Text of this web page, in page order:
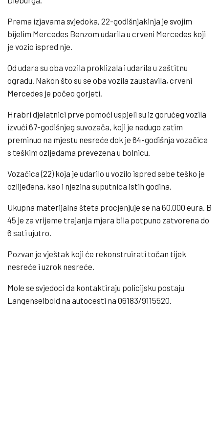
Prema izjavama svjedoka, 22-godišnjakinja je svojim
bijelim Mercedes Benzom udarila u crveni Mercedes koji
je vozio ispred nje.
Od udara su oba vozila proklizala i udarila u zaštitnu
ogradu. Nakon što su se oba vozila zaustavila, crveni
Mercedes je počeo gorjeti.
Hrabri djelatnici prve pomoći uspjeli su iz gorućeg vozila
izvući 67-godišnjeg suvozača, koji je nedugo zatim
preminuo na mjestu nesreće dok je 64-godišnja vozačica
s teškim ozljedama prevezena u bolnicu.
Vozačica (22) koja je udarilo u vozilo ispred sebe teško je
ozlijeđena, kao i njezina suputnica istih godina.
Ukupna materijalna šteta procjenjuje se na 60.000 eura. B
45 je za vrijeme trajanja mjera bila potpuno zatvorena do
6 sati ujutro.
Pozvan je vještak koji će rekonstruirati točan tijek
nesreće i uzrok nesreće.
Mole se svjedoci da kontaktiraju policijsku postaju
Langenselbold na autocesti na 06183/9115520.